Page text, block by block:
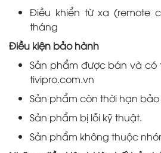
Điều khiển từ xa (remote
tháng
Điều kiện bảo hành
Sản phẩm được bán và có
tivipro.com.vn
Sản phẩm còn thời hạn
Sản phẩm bị lỗi kỹ thuật.
Sản phẩm không thuộc